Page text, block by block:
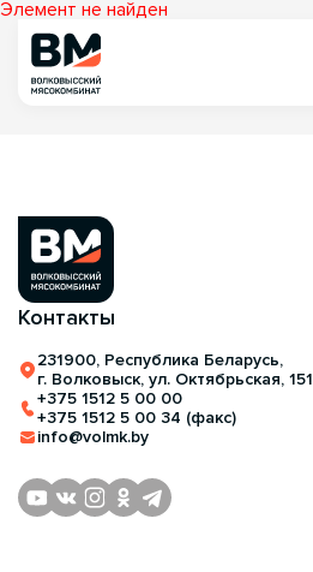
Элемент не найден
Контакты
231900, Республика Беларусь,
г. Волковыск, ул. Октябрьская, 151
+375 1512 5 00 00
+375 1512 5 00 34 (факс)
info@volmk.by